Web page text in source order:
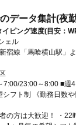
データ集計(夜
ピング速度(目安：
ェル
宿線「馬喰横山駅」
り徒歩3分、総武本線
7:00/23:00～8:00 ■週
フト制 《勤務日数
の方は大歓迎！ ・22